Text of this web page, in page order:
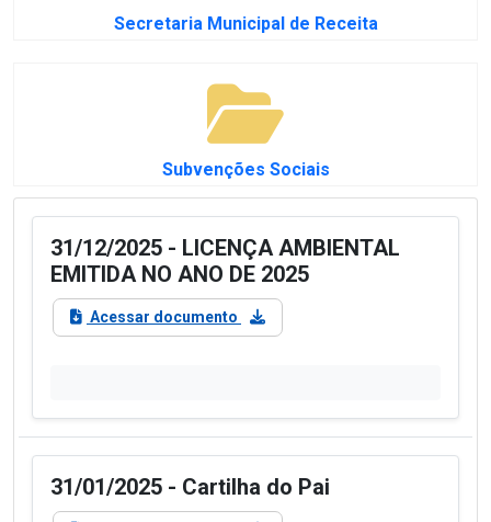
Secretaria Municipal de Receita
Subvenções Sociais
31/12/2025 - LICENÇA AMBIENTAL
EMITIDA NO ANO DE 2025
Acessar documento
31/01/2025 - Cartilha do Pai